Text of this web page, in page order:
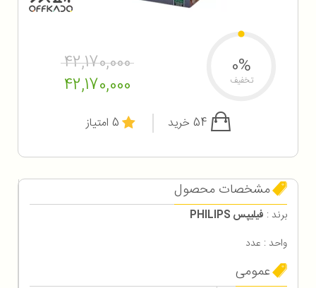
42,170,000
42,170,000
0%
تخفیف
5 امتیاز
مشخصات محصول
برند : فیلیپس PHILIPS
واحد : عدد
عمومی